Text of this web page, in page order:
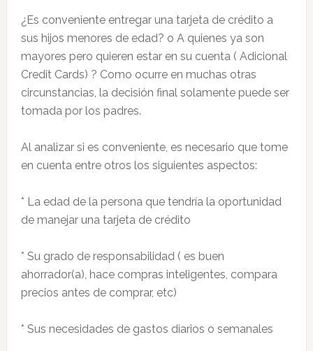
¿Es conveniente entregar una tarjeta de crédito a
sus hijos menores de edad? o A quienes ya son
mayores pero quieren estar en su cuenta ( Adicional
Credit Cards) ? Como ocurre en muchas otras
circunstancias, la decisión final solamente puede ser
tomada por los padres.
Al analizar si es conveniente, es necesario que tome
en cuenta entre otros los siguientes aspectos:
* La edad de la persona que tendría la oportunidad
de manejar una tarjeta de crédito
* Su grado de responsabilidad ( es buen
ahorrador(a), hace compras inteligentes, compara
precios antes de comprar, etc)
* Sus necesidades de gastos diarios o semanales